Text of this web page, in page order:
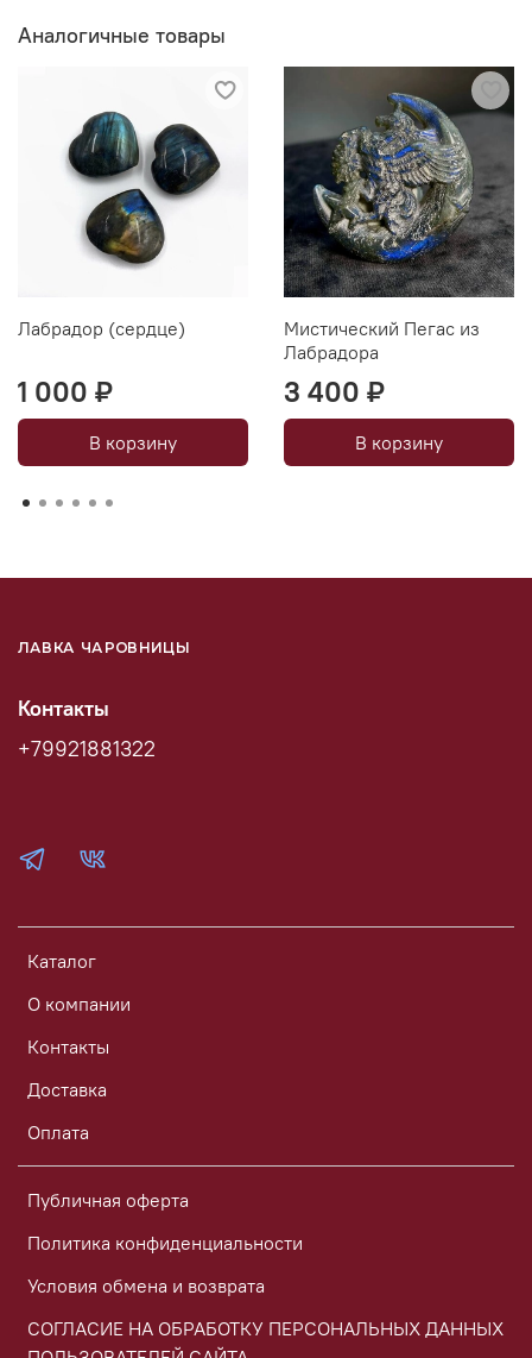
Аналогичные товары
Лабрадор (сердце)
1 000 ₽
В корзину
Мистический Пегас из
Лабрадора
3 400 ₽
В корзину
ЛАВКА ЧАРОВНИЦЫ
Каталог
О компании
Контакты
Доставка
Оплата
Публичная оферта
Политика конфиденциальности
Условия обмена и возврата
СОГЛАСИЕ НА ОБРАБОТКУ ПЕРСОНАЛЬНЫХ ДАННЫХ
Контакты
+79921881322